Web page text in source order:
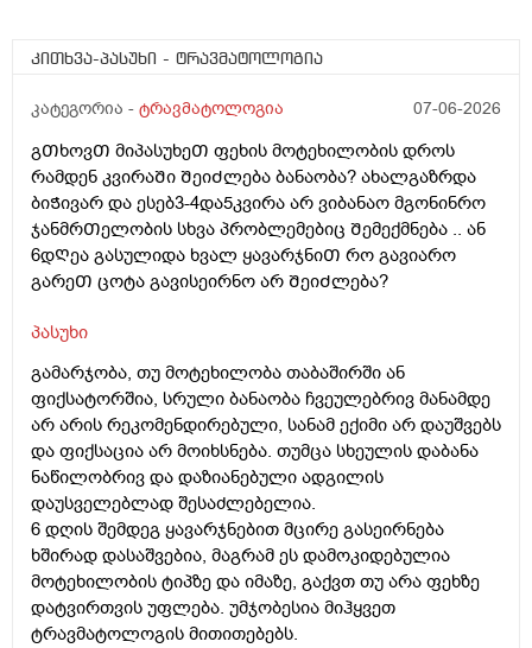
კითხვა-პასუხი - ტრავმატოლოგია
კატეგორია - ტრავმატოლოგია 07-06-2026
გᲗხოვᲗ მიპასუხეᲗ ფეხის მოტეხილობის დროს
რამდენ კვირაᲨი ᲨეიᲫლება ბანაობა? ახალგაზრდა
ბიᲭივარ და ესებ3-4და5კვირა არ ვიბანაო მგონინრო
ჯანმრᲗელობის სხვა პრობლემებიც Შემექმნება .. ან
6დᲦეა გასულიდა ხვალ ყავარჯნიᲗ რო გავიარო
გარეᲗ ცოტა გავისეირნო არ ᲨეიᲫლება?
პასუხი
გამარჯობა, თუ მოტეხილობა თაბაშირში ან
ფიქსატორშია, სრული ბანაობა ჩვეულებრივ მანამდე
არ არის რეკომენდირებული, სანამ ექიმი არ დაუშვებს
და ფიქსაცია არ მოიხსნება. თუმცა სხეულის დაბანა
ნაწილობრივ და დაზიანებული ადგილის
დაუსველებლად შესაძლებელია.
6 დღის შემდეგ ყავარჯნებით მცირე გასეირნება
ხშირად დასაშვებია, მაგრამ ეს დამოკიდებულია
მოტეხილობის ტიპზე და იმაზე, გაქვთ თუ არა ფეხზე
დატვირთვის უფლება. უმჯობესია მიჰყვეთ
ტრავმატოლოგის მითითებებს.